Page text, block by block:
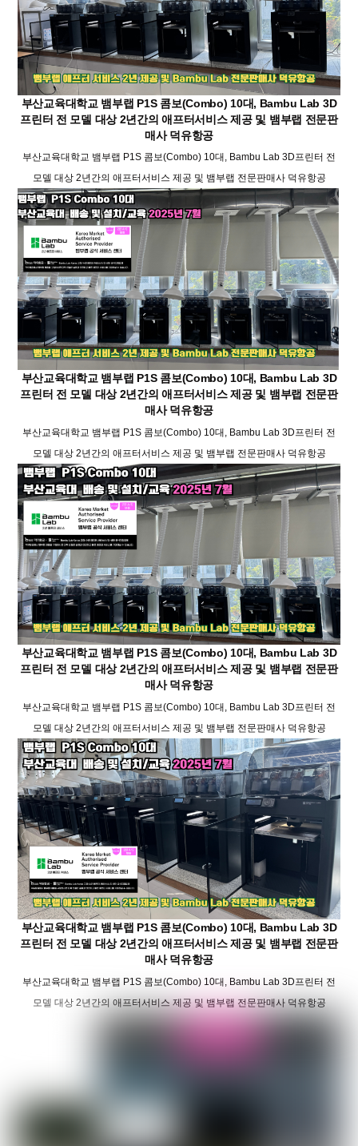
부산교육대학교 뱀부랩 P1S 콤보(Combo) 10대, Bambu Lab 3D
프린터 전 모델 대상 2년간의 애프터서비스 제공 및 뱀부랩 전문판
매사 덕유항공
부산교육대학교 뱀부랩 P1S 콤보(Combo) 10대, Bambu Lab 3D프린터 전
모델 대상 2년간의 애프터서비스 제공 및 뱀부랩 전문판매사 덕유항공
부산교육대학교 뱀부랩 P1S 콤보(Combo) 10대, Bambu Lab 3D
프린터 전 모델 대상 2년간의 애프터서비스 제공 및 뱀부랩 전문판
매사 덕유항공
부산교육대학교 뱀부랩 P1S 콤보(Combo) 10대, Bambu Lab 3D프린터 전
모델 대상 2년간의 애프터서비스 제공 및 뱀부랩 전문판매사 덕유항공
부산교육대학교 뱀부랩 P1S 콤보(Combo) 10대, Bambu Lab 3D
프린터 전 모델 대상 2년간의 애프터서비스 제공 및 뱀부랩 전문판
매사 덕유항공
부산교육대학교 뱀부랩 P1S 콤보(Combo) 10대, Bambu Lab 3D프린터 전
모델 대상 2년간의 애프터서비스 제공 및 뱀부랩 전문판매사 덕유항공
부산교육대학교 뱀부랩 P1S 콤보(Combo) 10대, Bambu Lab 3D
프린터 전 모델 대상 2년간의 애프터서비스 제공 및 뱀부랩 전문판
매사 덕유항공
부산교육대학교 뱀부랩 P1S 콤보(Combo) 10대, Bambu Lab 3D프린터 전
모델 대상 2년간의 애프터서비스 제공 및 뱀부랩 전문판매사 덕유항공